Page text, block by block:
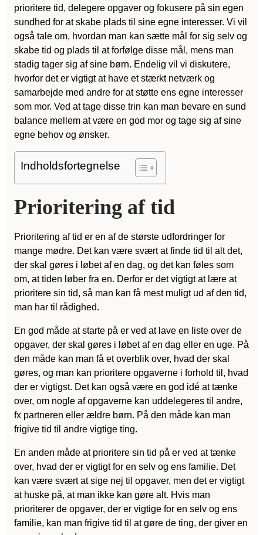
prioritere tid, delegere opgaver og fokusere på sin egen
sundhed for at skabe plads til sine egne interesser. Vi vil
også tale om, hvordan man kan sætte mål for sig selv og
skabe tid og plads til at forfølge disse mål, mens man
stadig tager sig af sine børn. Endelig vil vi diskutere,
hvorfor det er vigtigt at have et stærkt netværk og
samarbejde med andre for at støtte ens egne interesser
som mor. Ved at tage disse trin kan man bevare en sund
balance mellem at være en god mor og tage sig af sine
egne behov og ønsker.
Indholdsfortegnelse
Prioritering af tid
Prioritering af tid er en af de største udfordringer for
mange mødre. Det kan være svært at finde tid til alt det,
der skal gøres i løbet af en dag, og det kan føles som
om, at tiden løber fra en. Derfor er det vigtigt at lære at
prioritere sin tid, så man kan få mest muligt ud af den tid,
man har til rådighed.
En god måde at starte på er ved at lave en liste over de
opgaver, der skal gøres i løbet af en dag eller en uge. På
den måde kan man få et overblik over, hvad der skal
gøres, og man kan prioritere opgaverne i forhold til, hvad
der er vigtigst. Det kan også være en god idé at tænke
over, om nogle af opgaverne kan uddelegeres til andre,
fx partneren eller ældre børn. På den måde kan man
frigive tid til andre vigtige ting.
En anden måde at prioritere sin tid på er ved at tænke
over, hvad der er vigtigt for en selv og ens familie. Det
kan være svært at sige nej til opgaver, men det er vigtigt
at huske på, at man ikke kan gøre alt. Hvis man
prioriterer de opgaver, der er vigtige for en selv og ens
familie, kan man frigive tid til at gøre de ting, der giver en